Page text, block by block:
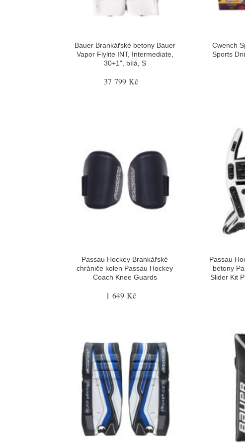
Bauer Brankářské betony Bauer
Vapor Flylite INT, Intermediate,
30+1", bílá, S
37 799 Kč
Cwench
Sports
Passau Hockey Brankářské
chrániče kolen Passau Hockey
Coach Knee Guards
1 649 Kč
Passau
betony
Slider Kit